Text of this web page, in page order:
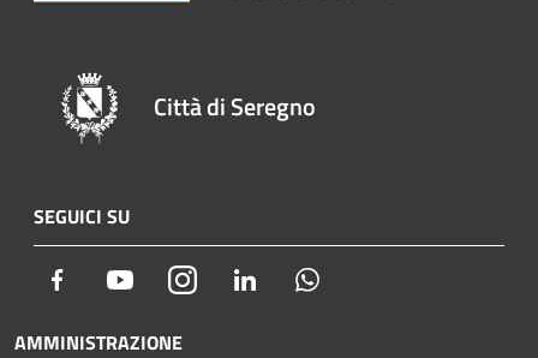
Città di Seregno
SEGUICI SU
Facebook YoutubeInstagram LinkedIn
AMMINISTRAZIONE